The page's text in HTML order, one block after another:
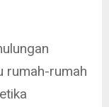
rumah-rumah